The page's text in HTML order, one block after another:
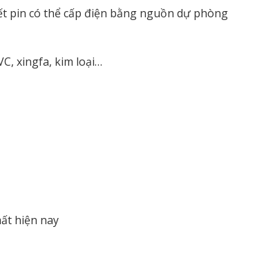
pin có thể cấp điện bằng nguồn dự phòng
xingfa, kim loại…
hiện nay